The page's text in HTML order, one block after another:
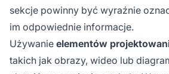
sekcje powinny być wyraźnie
im odpowiednie informacje.
Używanie elementów
takich jak obrazy, wideo lub